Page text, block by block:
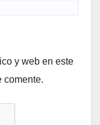
y web en este
comente.